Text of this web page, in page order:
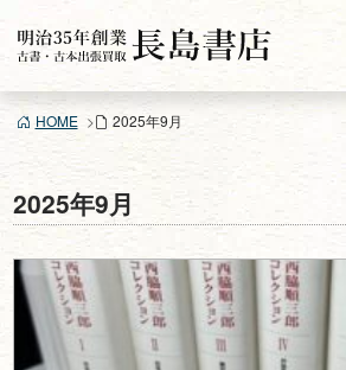
ン
ツ
ス
キ
HOME 2025年9月
2025年9月